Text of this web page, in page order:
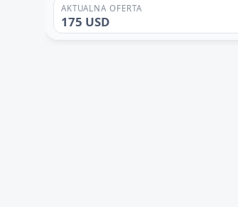
AKTUALNA OFERTA
175 USD